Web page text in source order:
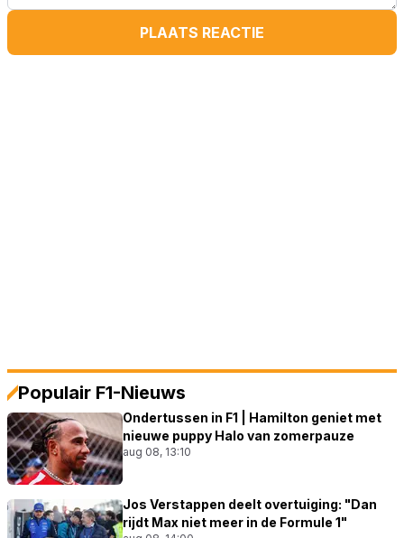
PLAATS REACTIE
Populair F1-Nieuws
Ondertussen in F1 | Hamilton geniet met
nieuwe puppy Halo van zomerpauze
aug 08, 13:10
Jos Verstappen deelt overtuiging: "Dan
rijdt Max niet meer in de Formule 1"